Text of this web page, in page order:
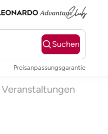
Suchen
Preisanpassungsgarantie